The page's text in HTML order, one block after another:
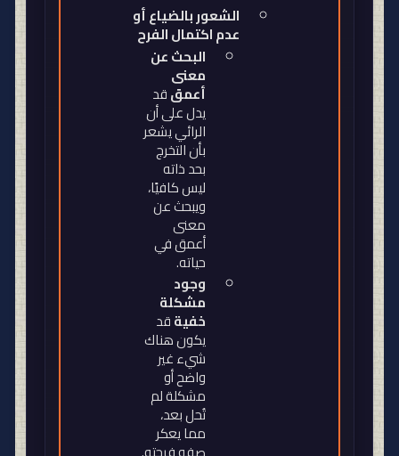
الشعور بالضياع أو
عدم اكتمال الفرح
البحث عن
معنى
أعمققد
يدل على أن
الرائي يشعر
بأن التخرج
بحد ذاته
ليس كافيًا،
ويبحث عن
معنى
أعمق في
حياته.
وجود
مشكلة
خفيةقد
يكون هناك
شيء غير
واضح أو
مشكلة لم
تُحل بعد،
مما يعكر